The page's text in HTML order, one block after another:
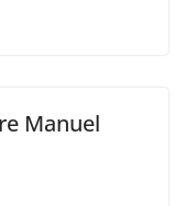
Manuel